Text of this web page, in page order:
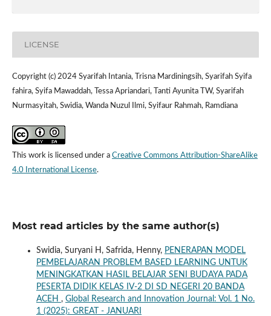
LICENSE
Copyright (c) 2024 Syarifah Intania, Trisna Mardiningsih, Syarifah Syifa
fahira, Syifa Mawaddah, Tessa Apriandari, Tanti Ayunita TW, Syarifah
Nurmasyitah, Swidia, Wanda Nuzul Ilmi, Syifaur Rahmah, Ramdiana
This work is licensed under a Creative Commons Attribution-ShareAlike
4.0 International License.
Most read articles by the same author(s)
Swidia, Suryani H, Safrida, Henny, PENERAPAN MODEL
PEMBELAJARAN PROBLEM BASED LEARNING UNTUK
MENINGKATKAN HASIL BELAJAR SENI BUDAYA PADA
PESERTA DIDIK KELAS IV-2 DI SD NEGERI 20 BANDA
ACEH , Global Research and Innovation Journal: Vol. 1 No.
1 (2025): GREAT - JANUARI